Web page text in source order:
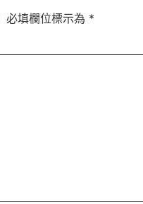
必填欄位標示為 *